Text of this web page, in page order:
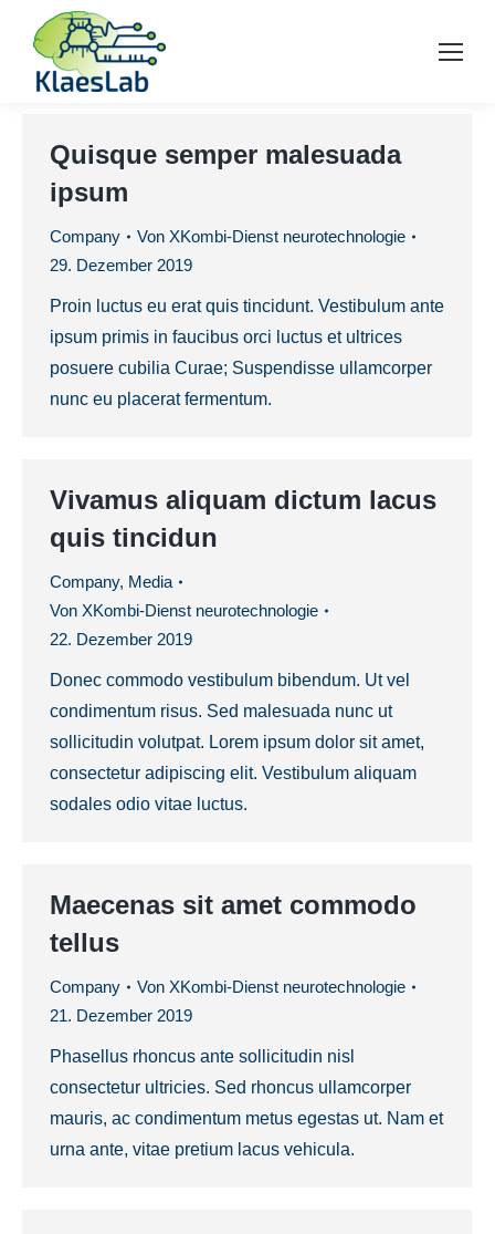
Quisque semper malesuada
ipsum
Company Von XKombi-Dienst neurotechnologie
29. Dezember 2019
Proin luctus eu erat quis tincidunt. Vestibulum ante
ipsum primis in faucibus orci luctus et ultrices
posuere cubilia Curae; Suspendisse ullamcorper
nunc eu placerat fermentum.
Vivamus aliquam dictum lacus
quis tincidun
Company, Media
Von XKombi-Dienst neurotechnologie
22. Dezember 2019
Donec commodo vestibulum bibendum. Ut vel
condimentum risus. Sed malesuada nunc ut
sollicitudin volutpat. Lorem ipsum dolor sit amet,
consectetur adipiscing elit. Vestibulum aliquam
sodales odio vitae luctus.
Maecenas sit amet commodo
tellus
Company Von XKombi-Dienst neurotechnologie
21. Dezember 2019
Phasellus rhoncus ante sollicitudin nisl
consectetur ultricies. Sed rhoncus ullamcorper
mauris, ac condimentum metus egestas ut. Nam et
urna ante, vitae pretium lacus vehicula.